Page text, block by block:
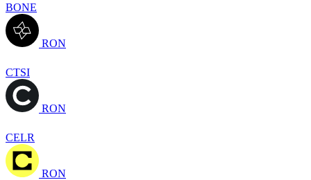
BONE
RON
CTSI
RON
CELR
RON